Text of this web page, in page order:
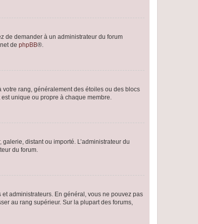
de demander à un administrateur du forum
de phpBB®.
votre rang, généralement des étoiles ou des blocs
unique ou propre à chaque membre.
distant ou importé. L’administrateur du
du forum.
administrateurs. En général, vous ne pouvez pas
au rang supérieur. Sur la plupart des forums,